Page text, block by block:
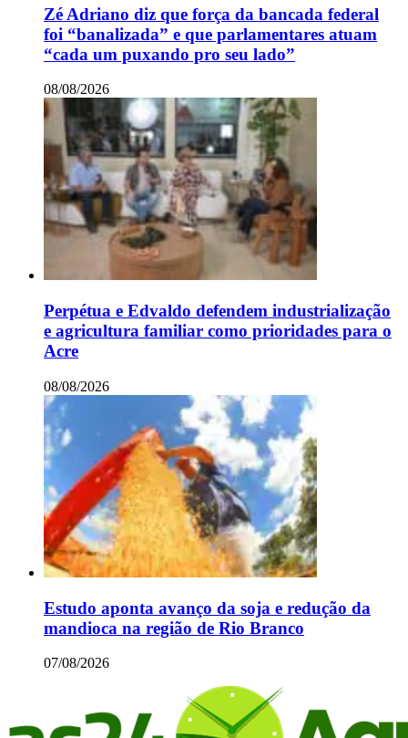
Zé Adriano diz que força da bancada federal
foi “banalizada” e que parlamentares atuam
“cada um puxando pro seu lado”
08/08/2026
Perpétua e Edvaldo defendem industrialização
e agricultura familiar como prioridades para o
Acre
08/08/2026
Estudo aponta avanço da soja e redução da
mandioca na região de Rio Branco
07/08/2026